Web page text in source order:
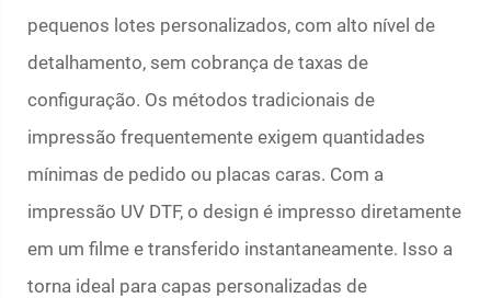
pequenos lotes personalizados, com alto nível de
detalhamento, sem cobrança de taxas de
configuração. Os métodos tradicionais de
impressão frequentemente exigem quantidades
mínimas de pedido ou placas caras. Com a
impressão UV DTF, o design é impresso diretamente
em um filme e transferido instantaneamente. Isso a
torna ideal para capas personalizadas de